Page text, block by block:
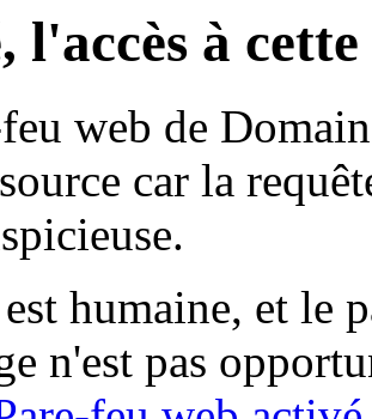
l'accès à
web de
car la
humaine, et le
n'est pas